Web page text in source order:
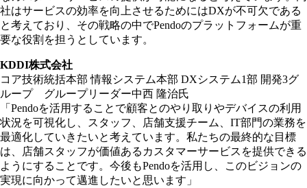
社はサービスの効率を向上させるためにはDXが不可欠である
と考えており、その戦略の中でPendoのプラットフォームが重
要な役割を担うとしています。
KDDI株式会社
コア技術統括本部 情報システム本部 DXシステム1部 開発3グ
ループ グループリーダー中西 隆治氏
「Pendoを活用することで顧客とのやり取りやデバイスの利用
状況を可視化し、スタッフ、店舗支援チーム、IT部門の業務を
最適化していきたいと考えています。私たちの最終的な目標
は、店舗スタッフが価値あるカスタマーサービスを提供できる
ようにすることです。今後もPendoを活用し、このビジョンの
実現に向かって邁進したいと思います」